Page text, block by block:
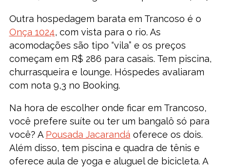
Outra hospedagem barata em Trancoso é o
Onça 1024, com vista para o rio. As
acomodações são tipo “vila” e os preços
começam em R$ 286 para casais. Tem piscina,
churrasqueira e lounge. Hóspedes avaliaram
com nota 9,3 no Booking.
Na hora de escolher onde ficar em Trancoso,
você prefere suíte ou ter um bangalô só para
você? A Pousada Jacarandá oferece os dois.
Além disso, tem piscina e quadra de tênis e
oferece aula de yoga e aluguel de bicicleta. A